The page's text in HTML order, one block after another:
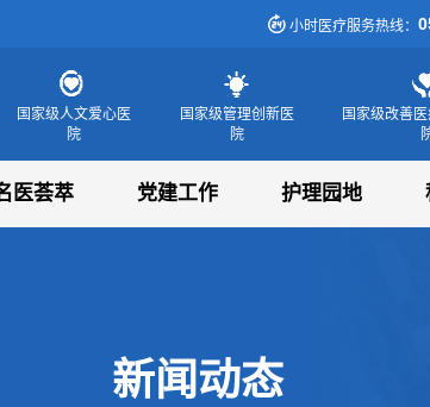
小时医疗服务热线：
国家级人文爱心医
院
国家级管理创新医
院
国家级改善
医荟萃 党建工作 护理园地
新闻动态